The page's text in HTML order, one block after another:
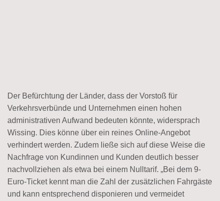
Der Befürchtung der Länder, dass der Vorstoß für
Verkehrsverbünde und Unternehmen einen hohen
administrativen Aufwand bedeuten könnte, widersprach
Wissing. Dies könne über ein reines Online-Angebot
verhindert werden. Zudem ließe sich auf diese Weise die
Nachfrage von Kundinnen und Kunden deutlich besser
nachvollziehen als etwa bei einem Nulltarif. „Bei dem 9-
Euro-Ticket kennt man die Zahl der zusätzlichen Fahrgäste
und kann entsprechend disponieren und vermeidet